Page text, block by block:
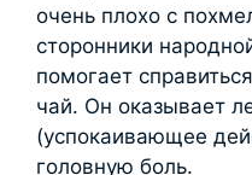
очень плохо с
сторонники
помогает
чай. Он оказывает
(успокаивающее
головную боль.